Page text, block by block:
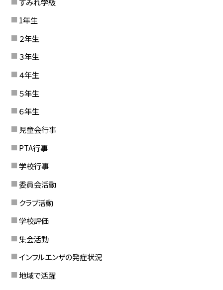
1年生
２年生
３年生
４年生
５年生
６年生
児童会行事
PTA行事
学校行事
委員会活動
クラブ活動
学校評価
集会活動
インフルエンザの発症状況
地域で活躍